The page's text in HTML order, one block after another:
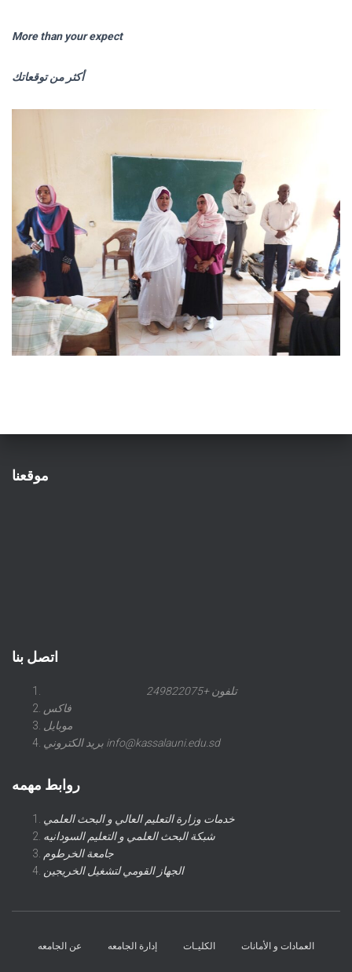
More than your expect
أكثر من توقعاتك
موقعنا
اتصل بنا
تلفون +249822075
فاكس
موبايل
بريد الكتروني info@kassalauni.edu.sd
روابط مهمه
خدمات وزارة التعليم العالي و البحث العلمي
شبكة البحث العلمي و التعليم السودانيه
جامعة الخرطوم
الجهاز القومي لتشغيل الخريجين
عن الجامعه إدارة الجامعه الكليـات العمادات و الأمانات